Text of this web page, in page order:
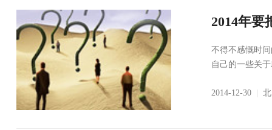
2014年要
不得不感慨时
自己的一些关
2014-12-30